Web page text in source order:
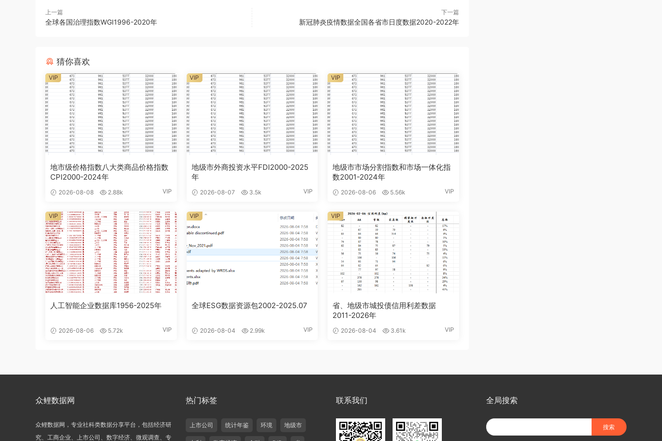
上一篇
全球各国治理指数WGI1996-2020年
下一篇
新冠肺炎疫情数据全国各省市日度数据2020-2022年
猜你喜欢
地市级价格指数八大类商品价格指数
CPI2000-2024年
2026-08-08 2.88k VIP
VIP
地级市外商投资水平FDI2000-2025
年
2026-08-07 3.5k VIP
VIP
地级市市场分割指数和市场一体化指
数2001-2024年
2026-08-06 5.56k VIP
VIP
人工智能企业数据库1956-2025年
2026-08-06 5.72k VIP
VIP
全球ESG数据资源包2002-2025.07
2026-08-04 2.99k VIP
VIP
省、地级市城投债信用利差数据
2011-2026年
2026-08-04 3.61k VIP
VIP
众鲤数据网
众鲤数据网，专业社科类数据分享平台，包括经济研
究、工商企业、上市公司、数字经济、微观调查、专
热门标签
上市公司 统计年鉴 环境 地级市
联系我们 全局搜索